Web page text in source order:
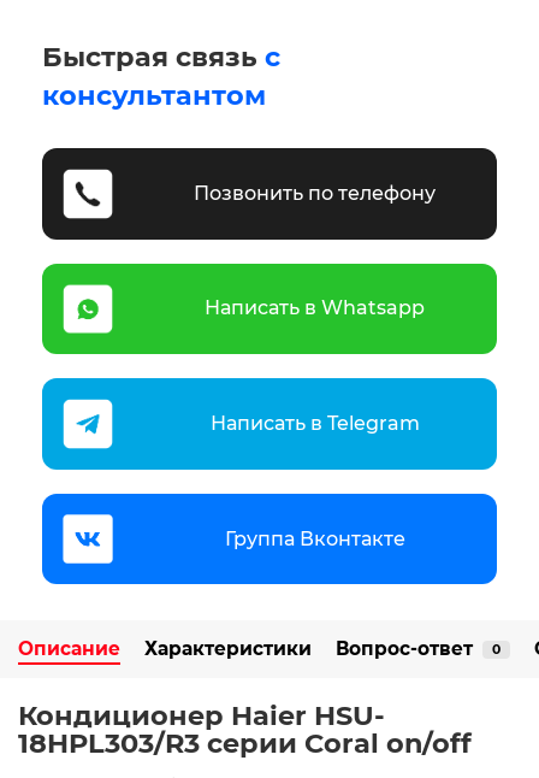
Быстрая связь с
консультантом
Позвонить по телефону
Написать в Whatsapp
Написать в Telegram
Группа Вконтакте
Описание Характеристики Вопрос-ответ 0
Кондиционер Haier HSU-
18HPL303/R3 серии Coral on/off